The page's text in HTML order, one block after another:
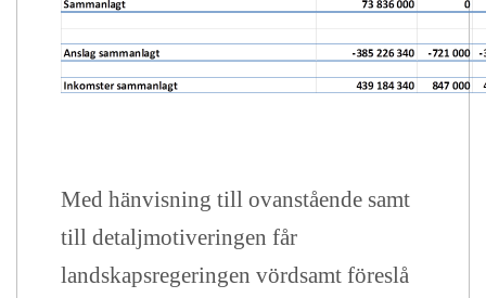
Med hänvisning till ovanstående samt
till detaljmotiveringen får
landskapsregeringen vördsamt föreslå